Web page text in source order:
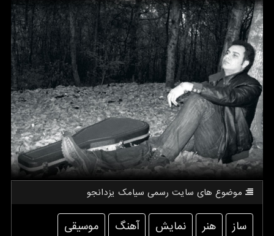
موضوع های سایت رسمی سیامك یزدانجو
ساز هنر نمایش آهنگ
موسیقی